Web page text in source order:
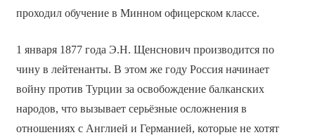
проходил обучение в Минном офицерском классе.
1 января 1877 года Э.Н. Щенснович производится по
чину в лейтенанты. В этом же году Россия начинает
войну против Турции за освобождение балканских
народов, что вызывает серьёзные осложнения в
отношениях с Англией и Германией, которые не хотят